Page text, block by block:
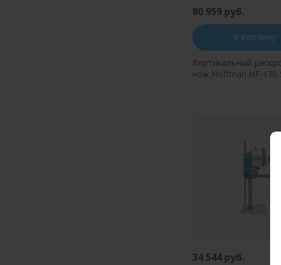
80 959 руб.
В корзину
Вертикальный
нож Hoffman HF-170
34 544 руб.